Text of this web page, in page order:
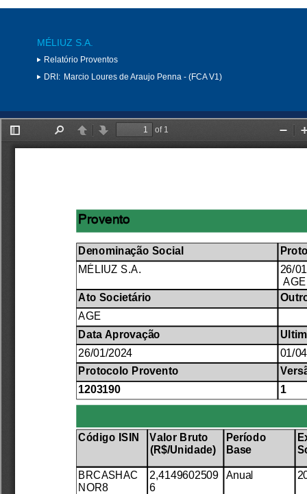
MÉLIUZ S.A.
Relatório Proventos
DRI: Marcio Loures de Araujo Penna - (FCA V1)